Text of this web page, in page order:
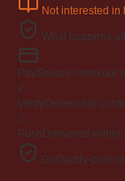
Not interested
What happens
PaySecure checkout
2
VerifyOwnership
3
Push Delivered within
GoDaddy-